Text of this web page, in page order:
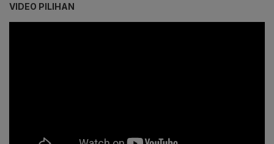
VIDEO PILIHAN